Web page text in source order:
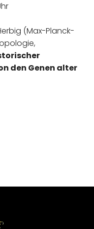
(Max-Planck-
den Genen alter